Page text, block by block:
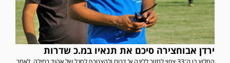
ירדן אבוחצירה סיכם את תנאיו במ.כ שדרות